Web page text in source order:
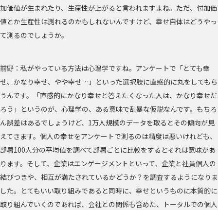
加価値が生まれたり、生産性が上がると言われますよね。ただ、付加価
値とか生産性は測れるのかもしれないんですけど、幸せ自体はどうやっ
て測るのでしょうか。
前野：私がやっている方法は心理学ですね。アンケートで「とても幸
せ、かなり幸せ、やや幸せ…」といった選択肢に直感的に丸をしてもら
うんです。「直感的にかなり幸せと答えたくなった人は、かなり幸せだ
ろう」というのが、心理学の、ある意味で乱暴な仮説なんです。もちろ
ん誤差はあるでしょうけど、1万人規模のデータを取るとその傾向が見
えてきます。個人の幸せをアンケートで測るのは精度は悪いけれども、
部署100人分の平均値を調べて部署ごとに比較をするとそれは意味があ
ります。そして、企業はエンゲージメントといって、企業と社員個人の
結びつきや、相互が満たされているかどうか？を調査するようになりま
した。とてもいい取り組みであると同時に、幸せというものに本質的に
取り組んでいくのであれば、会社との関係も含めた、トータルでの個人